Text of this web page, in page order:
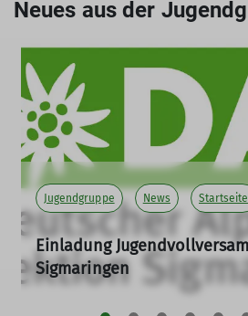
Neues aus der
Jugendgruppe News Startseite
Einladung
Sigmaringen